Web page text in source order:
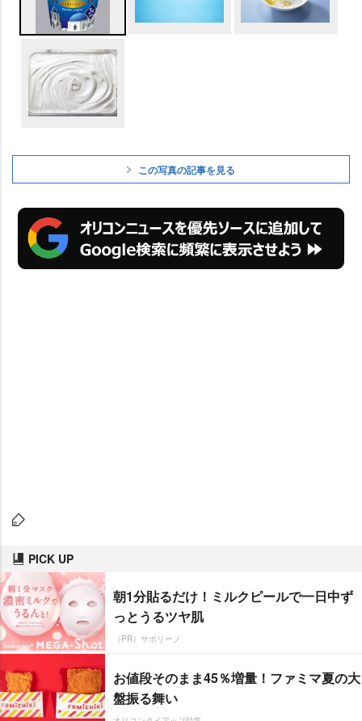
この写真の記事を見る
PICK UP
朝1分貼るだけ！ミルクピールで一日中ず
っとうるツヤ肌
（PR）サボリーノ
お値段そのまま45％増量！ファミマ夏の大
盤振る舞い